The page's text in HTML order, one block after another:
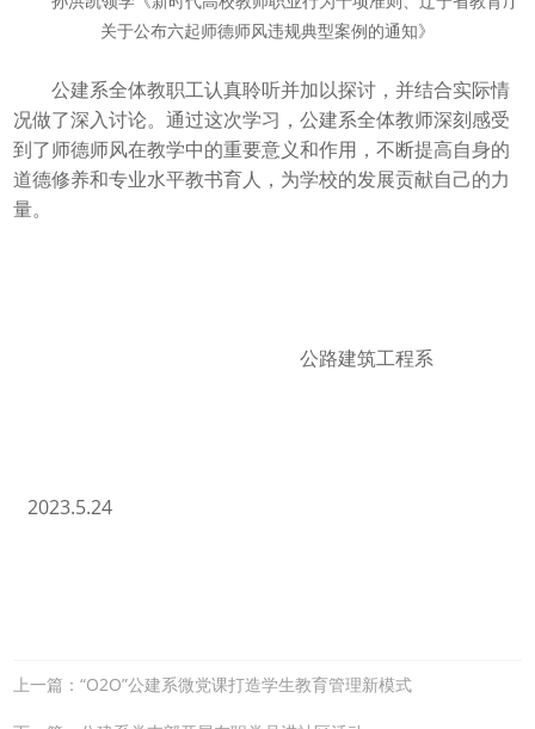
关于公布六起师德师风违规典型案例的通知》
公建系全体教职工认真聆听并加以探讨，并结合实际情
况做了深入讨论。通过这次学习，公建系全体教师深刻感受
到了师德师风在教学中的重要意义和作用，不断提高自身的
道德修养和专业水平教书育人，为学校的发展贡献自己的力
量。
公路建筑工程系
2023.5.24
上一篇：“O2O”公建系微党课打造学生教育管理新模式